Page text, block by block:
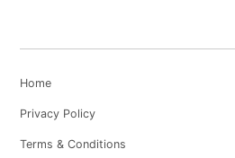
Home
Privacy Policy
Terms & Conditions